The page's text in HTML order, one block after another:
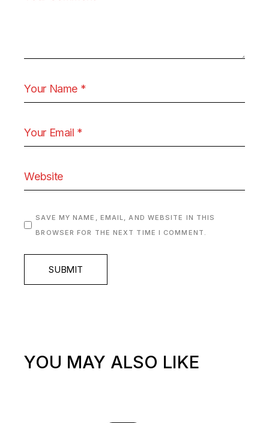
SAVE MY NAME, EMAIL, AND WEBSITE IN THIS
BROWSER FOR THE NEXT TIME I COMMENT.
SUBMIT
YOU MAY ALSO LIKE